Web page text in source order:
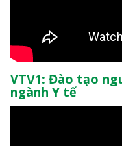
VTV1: Đào tạo
ngành Y tế